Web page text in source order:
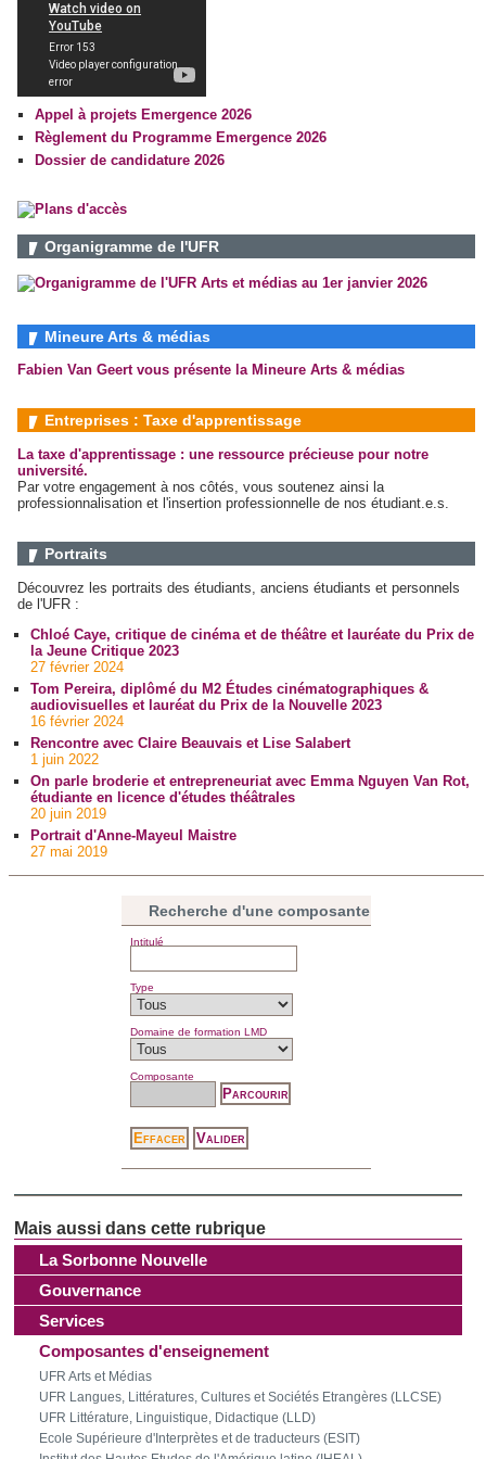
La Sorbonne Nouvelle
Gouvernance
Services
Composantes d'enseignement
UFR Arts et Médias
UFR Langues, Littératures, Cultures et Sociétés Etrangères (LLCSE)
UFR Littérature, Linguistique, Didactique (LLD)
Ecole Supérieure d'Interprètes et de traducteurs (ESIT)
Appel à projets Emergence 2026
Règlement du Programme Emergence 2026
Dossier de candidature 2026
Organigramme de l'UFR
Mineure Arts & médias
Fabien Van Geert vous présente la Mineure Arts & médias
Entreprises : Taxe d'apprentissage
La taxe d'apprentissage : une ressource précieuse pour notre
université.
Par votre engagement à nos côtés, vous soutenez ainsi la
professionnalisation et l'insertion professionnelle de nos étudiant.e.s.
Portraits
Découvrez les portraits des étudiants, anciens étudiants et personnels
de l'UFR :
Chloé Caye, critique de cinéma et de théâtre et lauréate du Prix de
la Jeune Critique 2023
27 février 2024
Tom Pereira, diplômé du M2 Études cinématographiques &
audiovisuelles et lauréat du Prix de la Nouvelle 2023
16 février 2024
Rencontre avec Claire Beauvais et Lise Salabert
1 juin 2022
On parle broderie et entrepreneuriat avec Emma Nguyen Van Rot,
étudiante en licence d'études théâtrales
20 juin 2019
Portrait d'Anne-Mayeul Maistre
27 mai 2019
Recherche d'une composante
Intitulé
Type
Domaine de formation LMD
Composante